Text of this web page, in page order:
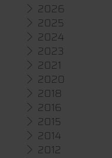
2026
2025
2024
2023
2021
2020
2018
2016
2015
2014
2012